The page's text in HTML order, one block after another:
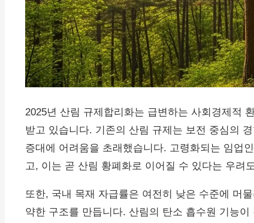
2025년 산림 규제합리화는 급변하는 사회경제적
받고 있습니다. 기존의 산림 규제는 보전 중심의
증대에 어려움을 초래했습니다. 고령화되는 임업
고, 이는 곧 산림 황폐화로 이어질 수 있다는 우려
또한, 국내 목재 자급률은 여전히 낮은 수준에 머
약한 구조를 만듭니다. 산림의 탄소 흡수원 기능